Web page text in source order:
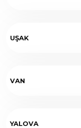
UŞAK
VAN
YALOVA